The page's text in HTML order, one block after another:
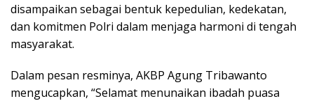
disampaikan sebagai bentuk kepedulian, kedekatan,
dan komitmen Polri dalam menjaga harmoni di tengah
masyarakat.
Dalam pesan resminya, AKBP Agung Tribawanto
mengucapkan, “Selamat menunaikan ibadah puasa